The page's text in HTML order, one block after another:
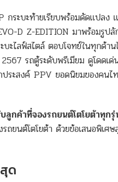
ระบะท้ายเรียบพร้อมดัดแปลง
D Z-EDITION มาพร้อมรู
ลฟ์สไตล์ ตอบโจทย์ในทุกด้านไ
รถตู้ระดับพรีเมียม ดูโดดเ
ประสงค์ PPV ยอดนิยมของค
กค้าที่จองรถยนต์โตโยต้าทุก
ถยนต์โตโยต้า ด้วยข้อเสนอพิเ
ด